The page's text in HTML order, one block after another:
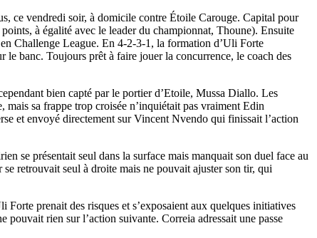
ce vendredi soir, à domicile contre Étoile Carouge. Capital pour
à égalité avec le leader du championnat, Thoune). Ensuite
Challenge League. En 4-2-3-1, la formation d’Uli Forte
le banc. Toujours prêt à faire jouer la concurrence, le coach des
bien capté par le portier d’Etoile, Mussa Diallo. Les
mais sa frappe trop croisée n’inquiétait pas vraiment Edin
et envoyé directement sur Vincent Nvendo qui finissait l’action
se présentait seul dans la surface mais manquait son duel face au
retrouvait seul à droite mais ne pouvait ajuster son tir, qui
prenait des risques et s’exposaient aux quelques initiatives
rien sur l’action suivante. Correia adressait une passe